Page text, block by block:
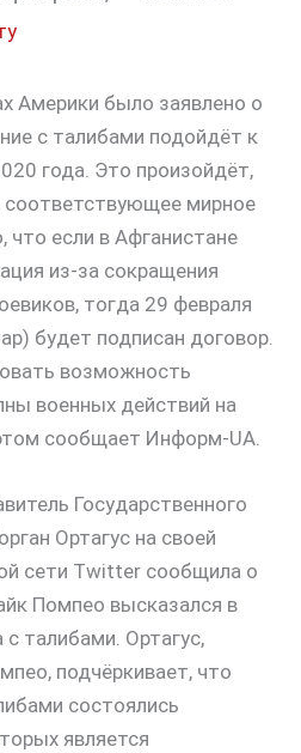
Америки было заявлено о
с талибами подойдёт к
года. Это произойдёт,
соответствующее мирное
что если в Афганистане
из-за сокращения
тогда 29 февраля
будет подписан договор.
возможность
военных действий на
сообщает Информ-UA.
Государственного
Ортагус на своей
сети Twitter сообщила о
Помпео высказался в
талибами. Ортагус,
подчёркивает, что
состоялись
является